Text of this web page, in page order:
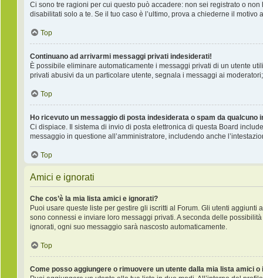
Ci sono tre ragioni per cui questo può accadere: non sei registrato o
disabilitati solo a te. Se il tuo caso è l’ultimo, prova a chiederne il motivo
Top
Continuano ad arrivarmi messaggi privati indesiderati!
È possibile eliminare automaticamente i messaggi privati ​​di un utente
privati ​​abusivi da un particolare utente, segnala i messaggi ai
Top
Ho ricevuto un messaggio di posta indesiderata o spam da qualcuno
Ci dispiace. Il sistema di invio di posta elettronica di questa Board
messaggio in questione all’amministratore, includendo anche
Top
Amici e ignorati
Che cos’è la mia lista amici e ignorati?
Puoi usare queste liste per gestire gli iscritti al Forum. Gli utenti
sono connessi e inviare loro messaggi privati. A seconda delle
ignorati, ogni suo messaggio sarà nascosto automaticamente.
Top
Come posso aggiungere o rimuovere un utente dalla mia lista amici o